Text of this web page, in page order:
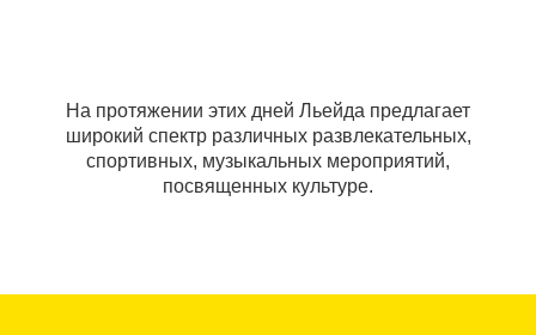
На протяжении этих дней Льейда предлагает
широкий спектр различных развлекательных,
спортивных, музыкальных мероприятий,
посвященных культуре.